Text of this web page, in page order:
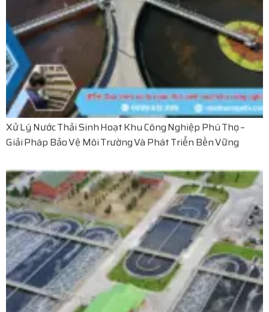
Xử Lý Nước Thải Sinh Hoạt Khu Công Nghiệp Phú Thọ –
Giải Pháp Bảo Vệ Môi Trường Và Phát Triển Bền Vững